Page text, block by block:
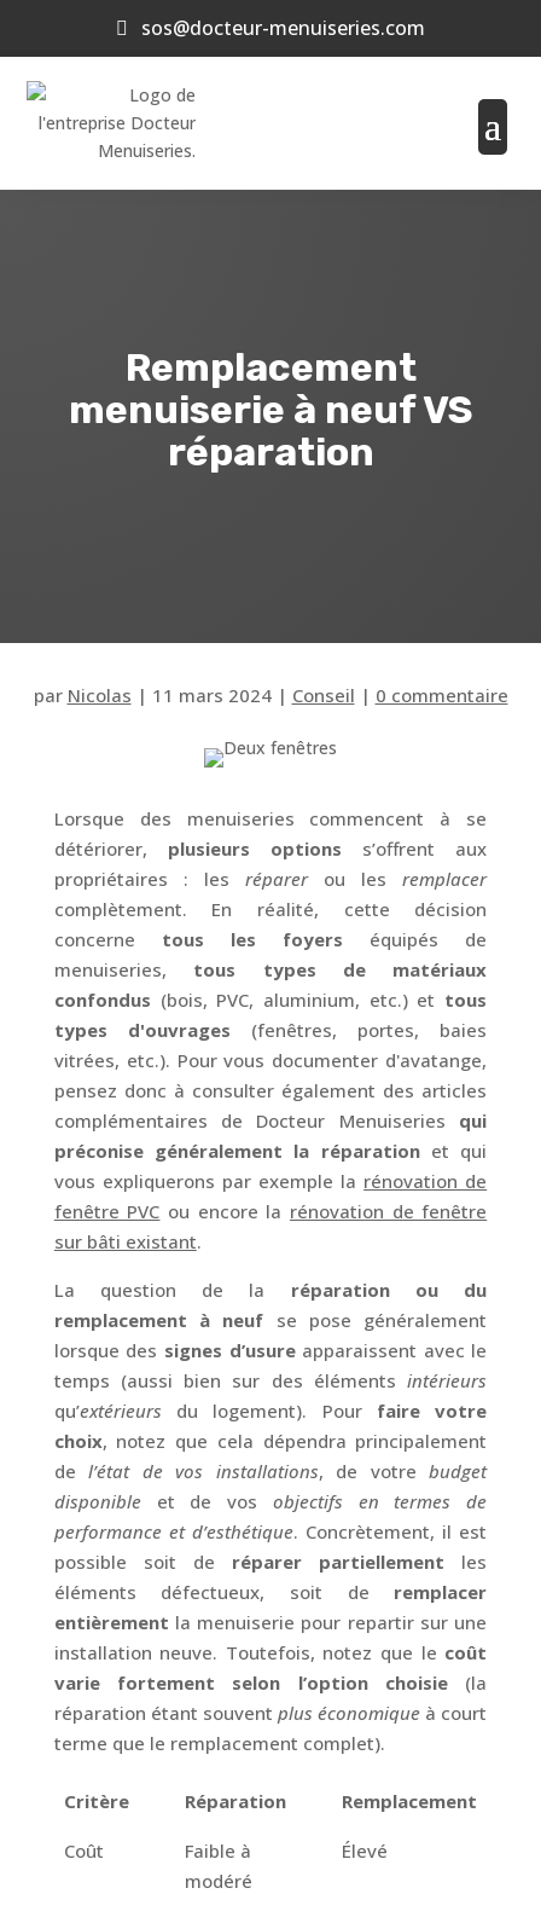
sos@docteur-menuiseries.com
Remplacement
menuiserie à neuf VS
réparation
par Nicolas | 11 mars 2024| Conseil | 0 commentaire
Lorsque des menuiseries commencent à se
détériorer, plusieurs options s’offrent aux
propriétaires : les réparerou lesremplacer
complètement. En réalité, cette décision
concerne tous les foyers équipés de
menuiseries, tous types de matériaux
confondus (bois, PVC, aluminium, etc.) et tous
types d'ouvrages (fenêtres, portes, baies
vitrées, etc.). Pour vous documenter d'avatange,
pensez donc à consulter également des articles
complémentaires de Docteur Menuiseries qui
préconise généralement la réparationet qui
vous expliquerons par exemple la rénovation de
fenêtre PVC ou encore la rénovation de fenêtre
sur bâti existant.
La question de la réparation ou du
remplacement à neuf se pose généralement
lorsque des signes d’usureapparaissent avec le
temps (aussi bien sur des élémentsintérieurs
qu’extérieurs du logement). Pour faire votre
choix, notez que cela dépendra principalement
del’état de vos installations, de votrebudget
disponibleet de vos objectifs en termes de
performance et d’esthétique. Concrètement, il est
possible soit de réparer partiellement les
éléments défectueux, soit de remplacer
entièrement la menuiserie pour repartir sur une
installation neuve. Toutefois, notez que le coût
varie fortement selon l’option choisie(la
réparation étant souvent plus économique à court
terme que le remplacement complet).
Critère Réparation Remplacement
Coût
Faible à
modéré
Élevé